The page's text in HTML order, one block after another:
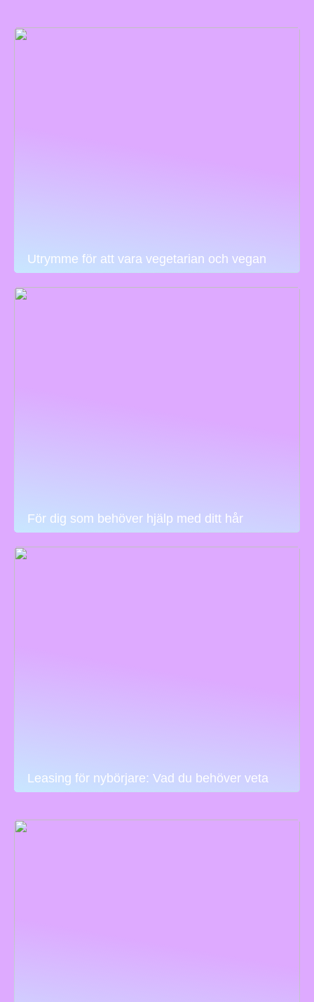
Utrymme för att vara vegetarian och vegan
För dig som behöver hjälp med ditt hår
Leasing för nybörjare: Vad du behöver veta